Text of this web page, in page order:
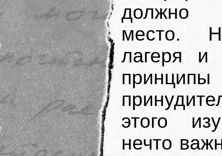
должно
место.
лагеря и
этого
нечто